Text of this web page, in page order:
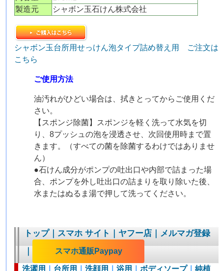
製造元
シャボン玉石けん株式会社
シャボン玉台所用せっけん泡タイプ詰め替え用 ご注文は
こちら
ご使用方法
油汚れがひどい場合は、拭きとってからご使用くだ
さい。
【スポンジ除菌】スポンジを軽く洗って水気を切
り、8プッシュの泡を浸透させ、次回使用時まで置
きます。（すべての菌を除菌するわけではありませ
ん）
●石けん成分がポンプの吐出口や内部で詰まった場
合、ポンプを外し吐出口の詰まりを取り除いた後、
水またはぬるま湯で押して洗ってください。
トップ｜スマホ サイト｜ヤフー店｜メルマガ登録
｜
スマホ通販Paypay
洗濯用 台所用 ｜洗顔用 ｜浴用 ｜ボディソープ｜純植